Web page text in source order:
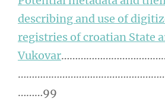
describing and use of
registries of croatian State
Vukovar
………99